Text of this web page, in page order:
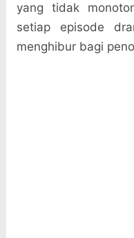
yang tidak
setiap episode
menghibur bagi